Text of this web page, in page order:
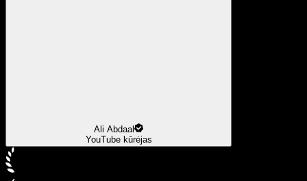
Ali Abdaal
YouTube kūrėjas